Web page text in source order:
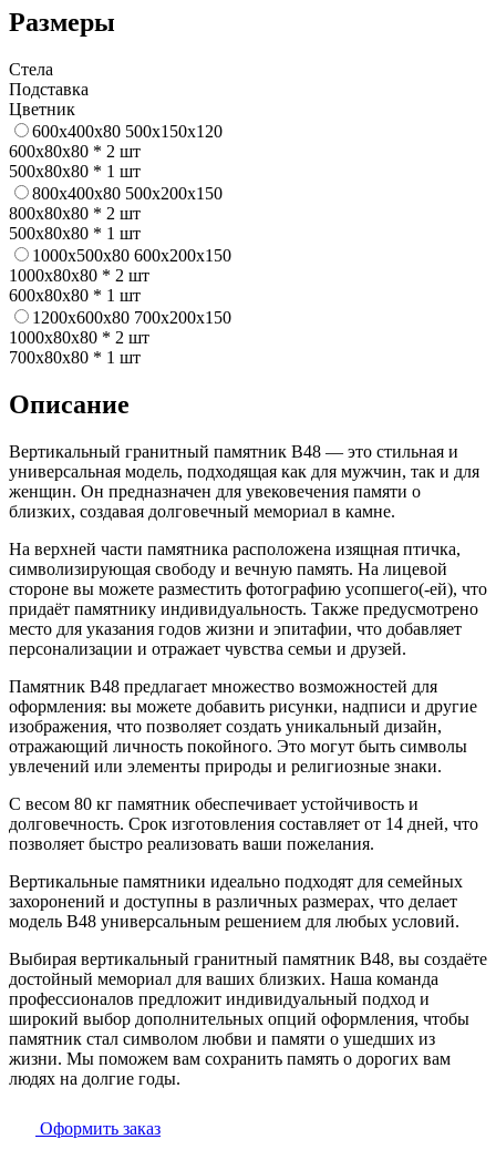
Размеры
Стела
Подставка
Цветник
600x400x80 500x150x120
600x80x80 * 2 шт
500x80x80 * 1 шт
800х400х80 500х200х150
800х80х80 * 2 шт
500х80х80 * 1 шт
1000x500x80 600x200x150
1000x80x80 * 2 шт
600x80x80 * 1 шт
1200x600x80 700x200x150
1000x80x80 * 2 шт
700x80x80 * 1 шт
Описание
Вертикальный гранитный памятник В48 — это стильная и
универсальная модель, подходящая как для мужчин, так и для
женщин. Он предназначен для увековечения памяти о
близких, создавая долговечный мемориал в камне.
На верхней части памятника расположена изящная птичка,
символизирующая свободу и вечную память. На лицевой
стороне вы можете разместить фотографию усопшего(-ей), что
придаёт памятнику индивидуальность. Также предусмотрено
место для указания годов жизни и эпитафии, что добавляет
персонализации и отражает чувства семьи и друзей.
Памятник В48 предлагает множество возможностей для
оформления: вы можете добавить рисунки, надписи и другие
изображения, что позволяет создать уникальный дизайн,
отражающий личность покойного. Это могут быть символы
увлечений или элементы природы и религиозные знаки.
С весом 80 кг памятник обеспечивает устойчивость и
долговечность. Срок изготовления составляет от 14 дней, что
позволяет быстро реализовать ваши пожелания.
Вертикальные памятники идеально подходят для семейных
захоронений и доступны в различных размерах, что делает
модель В48 универсальным решением для любых условий.
Выбирая вертикальный гранитный памятник В48, вы создаёте
достойный мемориал для ваших близких. Наша команда
профессионалов предложит индивидуальный подход и
широкий выбор дополнительных опций оформления, чтобы
памятник стал символом любви и памяти о ушедших из
жизни. Мы поможем вам сохранить память о дорогих вам
людях на долгие годы.
Оформить заказ